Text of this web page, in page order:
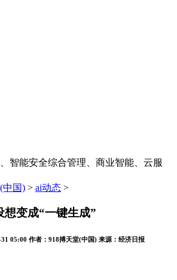
智能安全综合管理、商业智能、云服
中国) > ai动态 >
想变成“一键生成”
05:00 作者： 918搏天堂(中国) 来源： 经济日报